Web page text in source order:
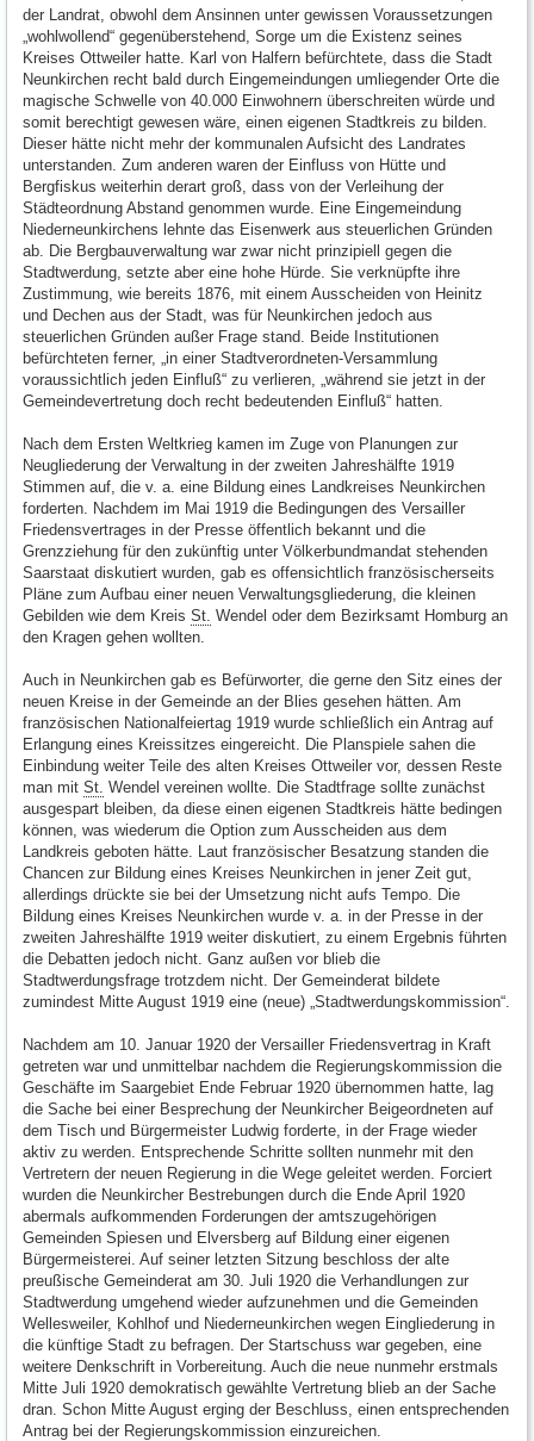
der Landrat, obwohl dem Ansinnen unter gewissen Voraussetzungen
„wohlwollend“ gegenüberstehend, Sorge um die Existenz seines
Kreises Ottweiler hatte. Karl von Halfern befürchtete, dass die Stadt
Neunkirchen recht bald durch Eingemeindungen umliegender Orte die
magische Schwelle von 40.000 Einwohnern überschreiten würde und
somit berechtigt gewesen wäre, einen eigenen Stadtkreis zu bilden.
Dieser hätte nicht mehr der kommunalen Aufsicht des Landrates
unterstanden. Zum anderen waren der Einfluss von Hütte und
Bergfiskus weiterhin derart groß, dass von der Verleihung der
Städteordnung Abstand genommen wurde. Eine Eingemeindung
Niederneunkirchens lehnte das Eisenwerk aus steuerlichen Gründen
ab. Die Bergbauverwaltung war zwar nicht prinzipiell gegen die
Stadtwerdung, setzte aber eine hohe Hürde. Sie verknüpfte ihre
Zustimmung, wie bereits 1876, mit einem Ausscheiden von Heinitz
und Dechen aus der Stadt, was für Neunkirchen jedoch aus
steuerlichen Gründen außer Frage stand. Beide Institutionen
befürchteten ferner, „in einer Stadtverordneten-Versammlung
voraussichtlich jeden Einfluß“ zu verlieren, „während sie jetzt in der
Gemeindevertretung doch recht bedeutenden Einfluß“ hatten.
Nach dem Ersten Weltkrieg kamen im Zuge von Planungen zur
Neugliederung der Verwaltung in der zweiten Jahreshälfte 1919
Stimmen auf, die v. a. eine Bildung eines Landkreises Neunkirchen
forderten. Nachdem im Mai 1919 die Bedingungen des Versailler
Friedensvertrages in der Presse öffentlich bekannt und die
Grenzziehung für den zukünftig unter Völkerbundmandat stehenden
Saarstaat diskutiert wurden, gab es offensichtlich französischerseits
Pläne zum Aufbau einer neuen Verwaltungsgliederung, die kleinen
Gebilden wie dem Kreis St. Wendel oder dem Bezirksamt Homburg an
den Kragen gehen wollten.
Auch in Neunkirchen gab es Befürworter, die gerne den Sitz eines der
neuen Kreise in der Gemeinde an der Blies gesehen hätten. Am
französischen Nationalfeiertag 1919 wurde schließlich ein Antrag auf
Erlangung eines Kreissitzes eingereicht. Die Planspiele sahen die
Einbindung weiter Teile des alten Kreises Ottweiler vor, dessen Reste
man mit St. Wendel vereinen wollte. Die Stadtfrage sollte zunächst
ausgespart bleiben, da diese einen eigenen Stadtkreis hätte bedingen
können, was wiederum die Option zum Ausscheiden aus dem
Landkreis geboten hätte. Laut französischer Besatzung standen die
Chancen zur Bildung eines Kreises Neunkirchen in jener Zeit gut,
allerdings drückte sie bei der Umsetzung nicht aufs Tempo. Die
Bildung eines Kreises Neunkirchen wurde v. a. in der Presse in der
zweiten Jahreshälfte 1919 weiter diskutiert, zu einem Ergebnis führten
die Debatten jedoch nicht. Ganz außen vor blieb die
Stadtwerdungsfrage trotzdem nicht. Der Gemeinderat bildete
zumindest Mitte August 1919 eine (neue) „Stadtwerdungskommission“.
Nachdem am 10. Januar 1920 der Versailler Friedensvertrag in Kraft
getreten war und unmittelbar nachdem die Regierungskommission die
Geschäfte im Saargebiet Ende Februar 1920 übernommen hatte, lag
die Sache bei einer Besprechung der Neunkircher Beigeordneten auf
dem Tisch und Bürgermeister Ludwig forderte, in der Frage wieder
aktiv zu werden. Entsprechende Schritte sollten nunmehr mit den
Vertretern der neuen Regierung in die Wege geleitet werden. Forciert
wurden die Neunkircher Bestrebungen durch die Ende April 1920
abermals aufkommenden Forderungen der amtszugehörigen
Gemeinden Spiesen und Elversberg auf Bildung einer eigenen
Bürgermeisterei. Auf seiner letzten Sitzung beschloss der alte
preußische Gemeinderat am 30. Juli 1920 die Verhandlungen zur
Stadtwerdung umgehend wieder aufzunehmen und die Gemeinden
Wellesweiler, Kohlhof und Niederneunkirchen wegen Eingliederung in
die künftige Stadt zu befragen. Der Startschuss war gegeben, eine
weitere Denkschrift in Vorbereitung. Auch die neue nunmehr erstmals
Mitte Juli 1920 demokratisch gewählte Vertretung blieb an der Sache
dran. Schon Mitte August erging der Beschluss, einen entsprechenden
Antrag bei der Regierungskommission einzureichen.